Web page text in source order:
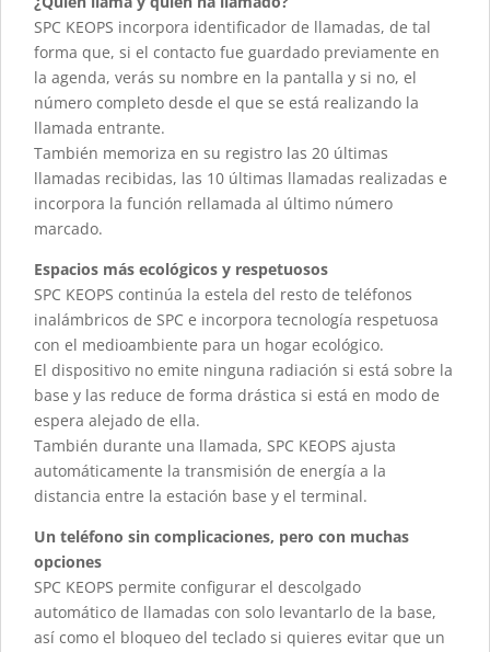
SPC KEOPS incorpora identificador de llamadas, de tal
forma que, si el contacto fue guardado previamente en
la agenda, verás su nombre en la pantalla y si no, el
número completo desde el que se está realizando la
llamada entrante.
También memoriza en su registro las 20 últimas
llamadas recibidas, las 10 últimas llamadas realizadas e
incorpora la función rellamada al último número
marcado.
Espacios más ecológicos y respetuosos
SPC KEOPS continúa la estela del resto de teléfonos
inalámbricos de SPC e incorpora tecnología respetuosa
con el medioambiente para un hogar ecológico.
El dispositivo no emite ninguna radiación si está sobre la
base y las reduce de forma drástica si está en modo de
espera alejado de ella.
También durante una llamada, SPC KEOPS ajusta
automáticamente la transmisión de energía a la
distancia entre la estación base y el terminal.
Un teléfono sin complicaciones, pero con muchas
opciones
SPC KEOPS permite configurar el descolgado
automático de llamadas con solo levantarlo de la base,
así como el bloqueo del teclado si quieres evitar que un